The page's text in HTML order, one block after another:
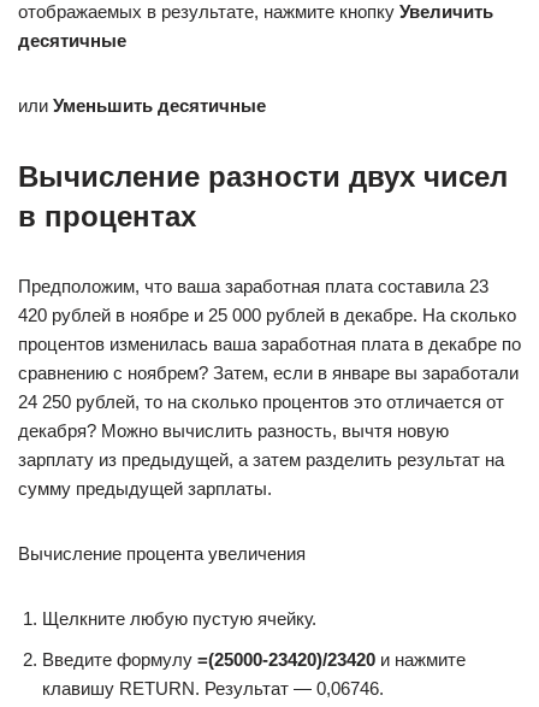
отображаемых в результате, нажмите кнопку Увеличить
десятичные
или Уменьшить десятичные
Вычисление разности двух чисел
в процентах
Предположим, что ваша заработная плата составила 23
420 рублей в ноябре и 25 000 рублей в декабре. На сколько
процентов изменилась ваша заработная плата в декабре по
сравнению с ноябрем? Затем, если в январе вы заработали
24 250 рублей, то на сколько процентов это отличается от
декабря? Можно вычислить разность, вычтя новую
зарплату из предыдущей, а затем разделить результат на
сумму предыдущей зарплаты.
Вычисление процента увеличения
Щелкните любую пустую ячейку.
Введите формулу =(25000-23420)/23420 и нажмите
клавишу RETURN. Результат — 0,06746.